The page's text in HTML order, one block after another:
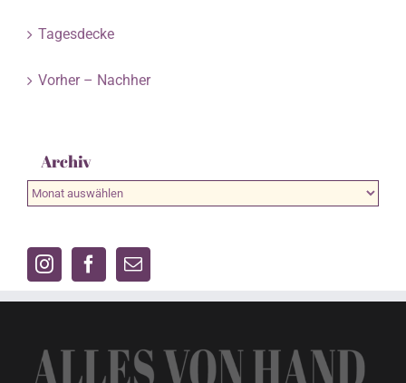
Tagesdecke
Vorher – Nachher
Archiv
Archiv